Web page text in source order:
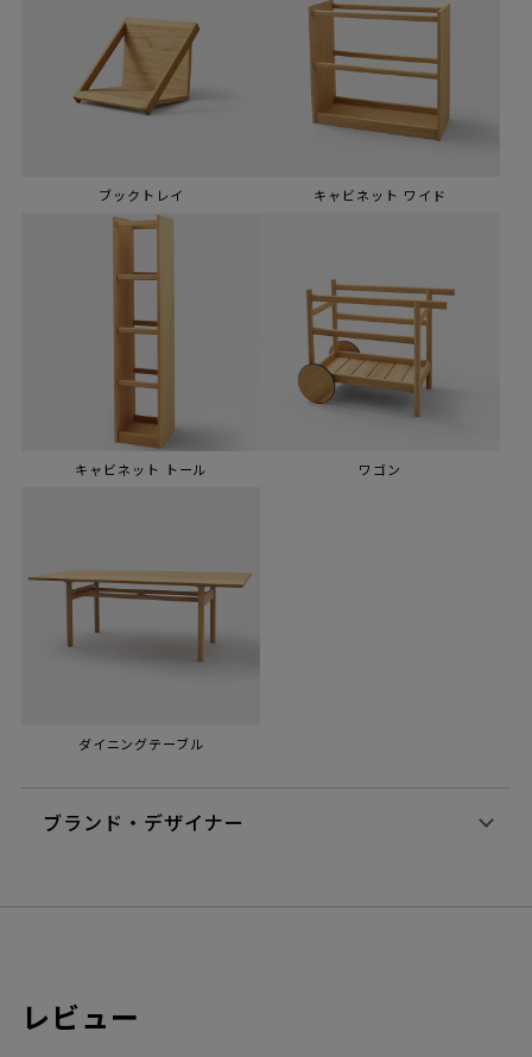
ブックトレイ キャビネット ワイド
キャビネット トール ワゴン
ダイニングテーブル
ブランド・デザイナー
レビュー